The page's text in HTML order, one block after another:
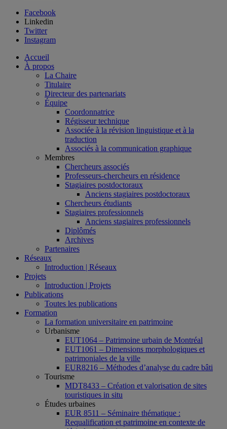
Facebook
Linkedin
Twitter
Instagram
Accueil
À propos
La Chaire
Titulaire
Directeur des partenariats
Équipe
Coordonnatrice
Régisseur technique
Associée à la révision linguistique et à la
traduction
Associés à la communication graphique
Membres
Chercheurs associés
Professeurs-chercheurs en résidence
Stagiaires postdoctoraux
Anciens stagiaires postdoctoraux
Chercheurs étudiants
Stagiaires professionnels
Anciens stagiaires professionnels
Diplômés
Archives
Partenaires
Réseaux
Introduction | Réseaux
Projets
Introduction | Projets
Publications
Toutes les publications
Formation
La formation universitaire en patrimoine
Urbanisme
EUT1064 – Patrimoine urbain de Montréal
EUT1061 – Dimensions morphologiques et
patrimoniales de la ville
EUR8216 – Méthodes d’analyse du cadre bâti
Tourisme
MDT8433 – Création et valorisation de sites
touristiques in situ
Études urbaines
EUR 8511 – Séminaire thématique :
Requalification et patrimoine en contexte de